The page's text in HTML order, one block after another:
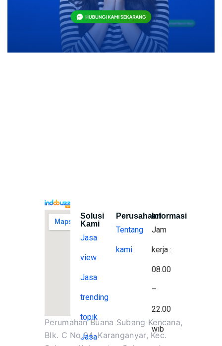
Perumahan Buana Subang Kencana,
Blk. C No.94, Karanganyar, Kec.
Solusi
Kami
Jasa
view
Jasa
trending
topik
Jasa
Perusahaan
Tentang
kami
Informasi
Jam
kerja :
08.00
–
22.00
wib